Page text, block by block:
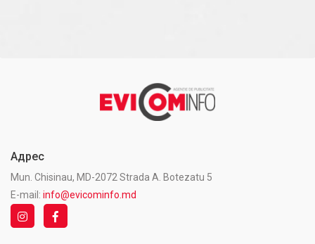
Адрес
Mun. Chisinau, MD-2072 Strada A. Botezatu 5
E-mail: info@evicominfo.md